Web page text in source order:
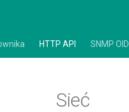
HTTP API SNMP OID
Sieć